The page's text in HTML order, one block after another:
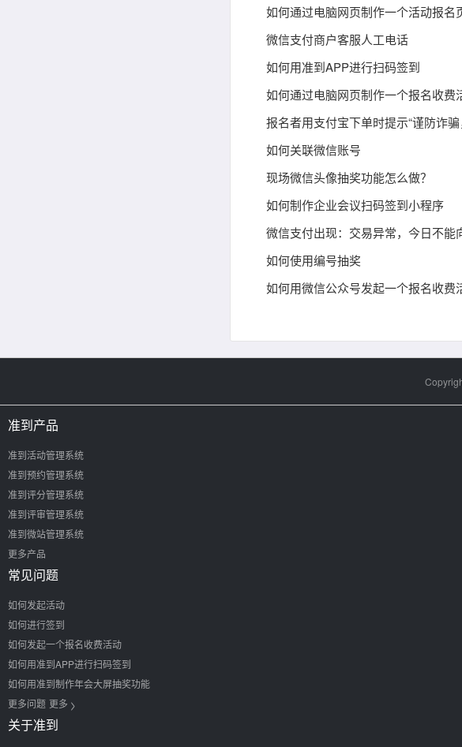
如何通过电脑网页制作一个活动报名
微信支付商户客服人工电话
如何用准到APP进行扫码签到
如何通过电脑网页制作一个报名收费
报名者用支付宝下单时提示“谨防诈骗
如何关联微信账号
现场微信头像抽奖功能怎么做？
如何制作企业会议扫码签到小程序
微信支付出现：交易异常，今日不
如何使用编号抽奖
如何用微信公众号发起一个报名收费
准到产品
准到活动管理系统
准到预约管理系统
准到评分管理系统
准到评审管理系统
准到微站管理系统
更多产品
常见问题
如何发起活动
如何进行签到
如何发起一个报名收费活动
如何用准到APP进行扫码签到
如何用准到制作年会大屏抽奖功能
更多问题 更多 >
关于准到